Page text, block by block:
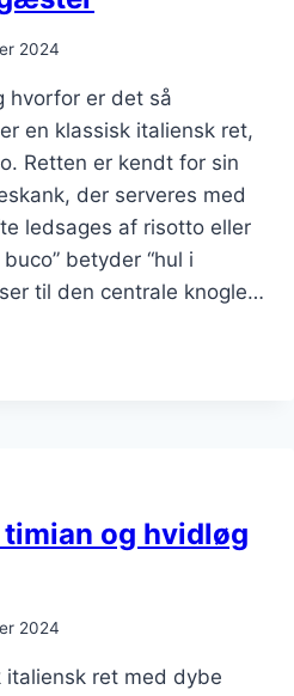
2024
hvorfor er det så
en klassisk italiensk ret,
Retten er kendt for sin
der serveres med
ledsages af risotto eller
betyder “hul i
til den centrale knogle…
og hvidløg
2024
italiensk ret med dybe